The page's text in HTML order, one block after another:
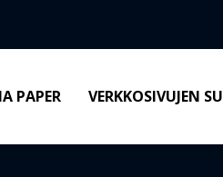
PAPER VERKKOSIVUJEN